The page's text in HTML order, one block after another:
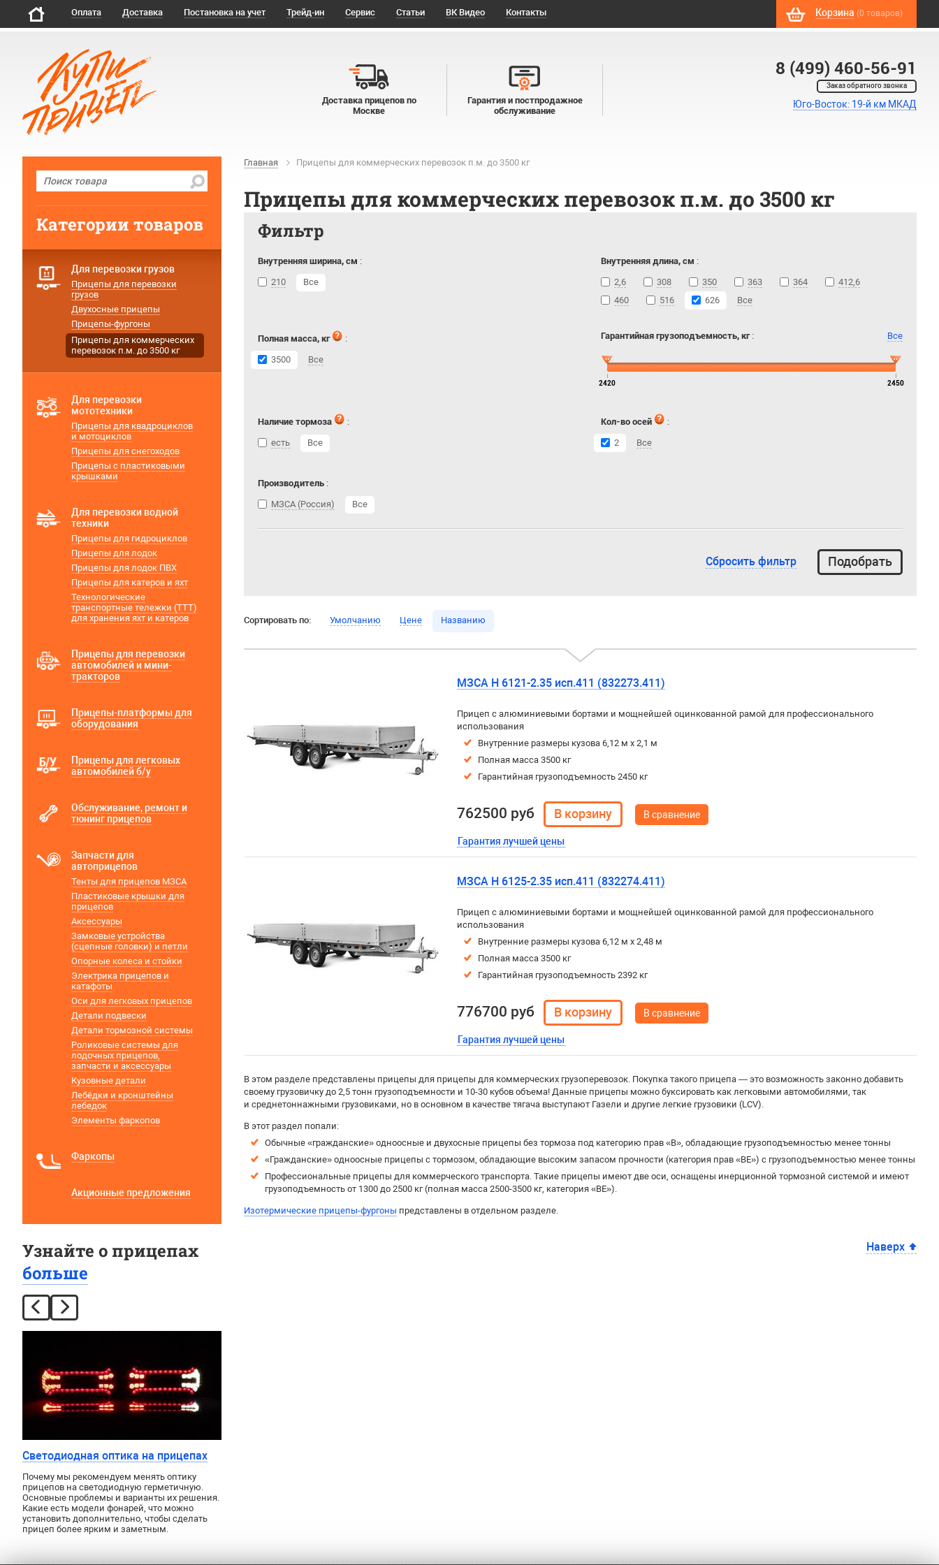
Оплата Доставка Постановка на учет Трейд-ин Сервис Статьи ВК Видео Контакты Корзина (0 товаров)
8 (499) 460-56-91
Заказ обратного звонка
Юго-Восток: 19-й км МКАД
Доставка прицепов по
Москве
Гарантия и постпродажное
обслуживание
Главная Прицепы для коммерческих перевозок п.м. до 3500 кг
Прицепы для коммерческих перевозок п.м. до 3500 кг
Фильтр
Внутренняя ширина, см :
210
Все
Внутренняя длина, см :
2,6
308 350 363 364
412,6
460
516 626 Все
Полная масса, кг
:
3500
Все
Гарантийная грузоподъемность, кг: Все
2420 2450
Наличие тормоза
:
есть
Все
Кол-во осей
:
2
Все
Производитель :
МЗСА (Россия)
Все
Сбросить фильтр
Сортировать по: Умолчанию Цене Названию
МЗСА H 6121-2.35 исп.411 (832273.411)
Прицеп с алюминиевыми бортами и мощнейшей оцинкованной рамой для профессионального
использования
Внутренние размеры кузова 6,12 м х 2,1 м
Полная масса 3500 кг
Гарантийная грузоподъемность 2450 кг
762500 руб
Гарантия лучшей цены
В сравнение
МЗСА H 6125-2.35 исп.411 (832274.411)
Прицеп с алюминиевыми бортами и мощнейшей оцинкованной рамой для профессионального
использования
Внутренние размеры кузова 6,12 м х 2,48 м
Полная масса 3500 кг
Гарантийная грузоподъемность 2392 кг
776700 руб
Гарантия лучшей цены
В сравнение
В этом разделе представлены прицепы для прицепы для коммерческих грузоперевозок. Покупка такого прицепа — это возможность законно добавить
своему грузовичку до 2,5 тонн грузоподъемности и 10-30 кубов объема! Данные прицепы можно буксировать как легковыми автомобилями, так
и среднетоннажными грузовиками, но в основном в качестве тягача выступают Газели и другие легкие грузовики (LCV).
В этот раздел попали:
Обычные «гражданские» одноосные и двухосные прицепы без тормоза под категорию прав «B», обладающие грузоподъемностью менее тонны
«Гражданские» одноосные прицепы с тормозом, обладающие высоким запасом прочности (категория прав «BE») с грузоподъемностью менее тонны
Профессиональные прицепы для коммерческого транспорта. Такие прицепы имеют две оси, оснащены инерционной тормозной системой и имеют
грузоподъемность от 1300 до 2500 кг (полная масса 2500-3500 кг, категория «BE»).
Изотермические прицепы-фургоны представлены в отдельном разделе.
Наверх
Категории товаров
Для перевозки грузов
Прицепы для перевозки
грузов
Двухосные прицепы
Прицепы-фургоны
Прицепы для коммерческих
перевозок п.м. до 3500 кг
Для перевозки
мототехники
Прицепы для квадроциклов
и мотоциклов
Прицепы для снегоходов
Прицепы с пластиковыми
крышками
Для перевозки водной
техники
Прицепы для гидроциклов
Прицепы для лодок
Прицепы для лодок ПВХ
Прицепы для катеров и яхт
Технологические
транспортные тележки (ТТТ)
для хранения яхт и катеров
Прицепы для перевозки
автомобилей и мини-
тракторов
Прицепы-платформы для
оборудования
Прицепы для легковых
автомобилей б/у
Обслуживание, ремонт и
тюнинг прицепов
Запчасти для
автоприцепов
Тенты для прицепов МЗСА
Пластиковые крышки для
прицепов
Аксессуары
Замковые устройства
(сцепные головки) и петли
Опорные колеса и стойки
Электрика прицепов и
катафоты
Оси для легковых прицепов
Детали подвески
Детали тормозной системы
Роликовые системы для
лодочных прицепов,
запчасти и аксессуары
Кузовные детали
Лебёдки и кронштейны
лебедок
Элементы фаркопов
Фаркопы
Акционные предложения
Узнайте о прицепах
больше
Светодиодная оптика на прицепах
Почему мы рекомендуем менять оптику
прицепов на светодиодную герметичную.
Основные проблемы и варианты их решения.
Какие есть модели фонарей, что можно
установить дополнительно, чтобы сделать
прицеп более ярким и заметным.